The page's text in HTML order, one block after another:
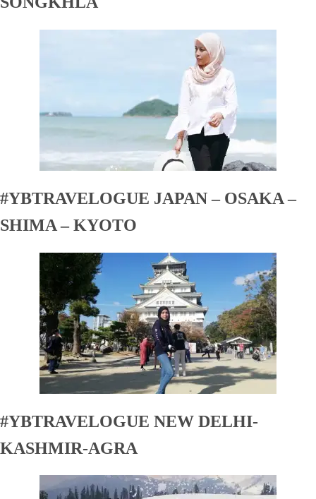
#YBTRAVELOGUE JAPAN – OSAKA –
SHIMA – KYOTO
#YBTRAVELOGUE NEW DELHI-
KASHMIR-AGRA